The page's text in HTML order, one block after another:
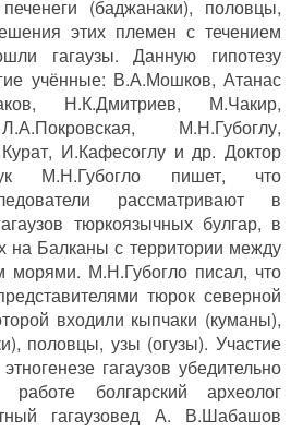
(баджанаки), половцы,
этих племен с течением
гагаузы. Данную гипотезу
учённые: В.А.Мошков, Атанас
Н.К.Дмитриев, М.Чакир,
М.Н.Губоглу,
И.Кафесоглу и др. Доктор
М.Н.Губогло пишет, что
рассматривают в
тюркоязычных булгар, в
на Балканы с территории между
М.Н.Губогло писал, что
тюрок северной
входили кыпчаки (куманы),
половцы, узы (огузы). Участие
гагаузов убедительно
болгарский археолог
гагаузовед А. В.Шабашов